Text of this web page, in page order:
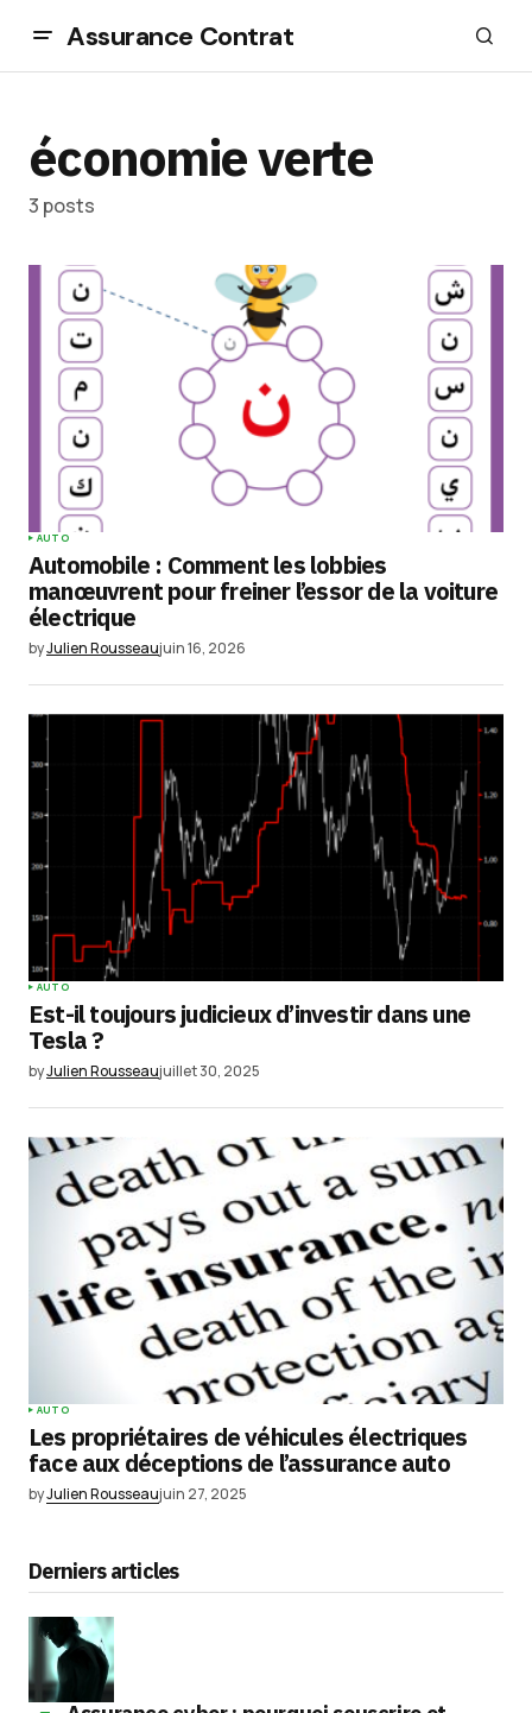
Assurance Contrat
économie verte
3 posts
AUTO
Automobile : Comment les lobbies
manœuvrent pour freiner l’essor de la voiture
électrique
byJulien Rousseaujuin 16, 2026
AUTO
Est-il toujours judicieux d’investir dans une
Tesla ?
byJulien Rousseaujuillet 30, 2025
AUTO
Les propriétaires de véhicules électriques
face aux déceptions de l’assurance auto
byJulien Rousseaujuin 27, 2025
Derniers articles